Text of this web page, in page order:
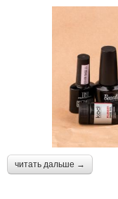
читать дальше →